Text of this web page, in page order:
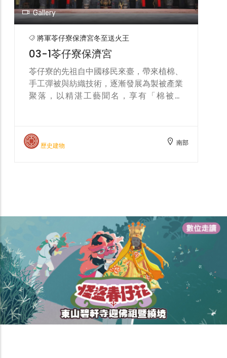
Gallery
將軍苓仔寮保濟宮冬至送火王
03-1苓仔寮保濟宮
苓仔寮的先祖自中國移民來臺，帶來植棉、
手工彈被與紡織技術，逐漸發展為製被產業
聚落，以精湛工藝聞名，享有「棉被岫
遂於冬至前夕形成「送火王」的習俗，以祈
求平安無災。 保濟宮主祀池府千歲（二
日為廟慶日。
歷史建物 南部